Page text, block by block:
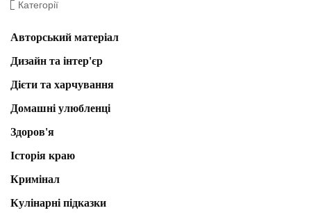
Категорії
Авторський матеріал
Дизайн та інтер'єр
Дієти та харчування
Домашні улюбленці
Здоров'я
Історія краю
Кримінал
Кулінарні підказки